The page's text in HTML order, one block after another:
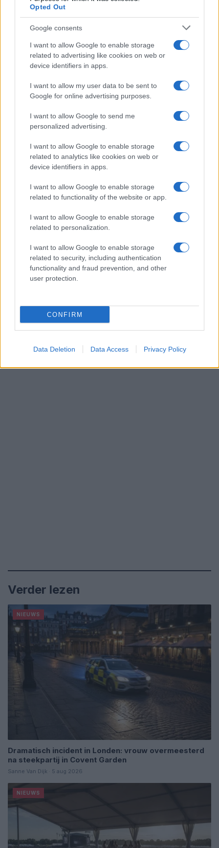
Opted Out
Google consents
I want to allow Google to enable storage
related to advertising like cookies on web or
device identifiers in apps.
I want to allow my user data to be sent to
Google for online advertising purposes.
I want to allow Google to send me
personalized advertising.
I want to allow Google to enable storage
related to analytics like cookies on web or
device identifiers in apps.
I want to allow Google to enable storage
related to functionality of the website or app.
I want to allow Google to enable storage
related to personalization.
I want to allow Google to enable storage
related to security, including authentication
functionality and fraud prevention, and other
user protection.
CONFIRM
Data Deletion Data Access Privacy Policy
Er zijn echter ook tekenen van hoop. De overheid
heeft plannen aangekondigd om meer betaalbare
woningen te bouwen en de infrastructuur te
verbeteren. Dit zou de toegankelijkheid van
woningen kunnen vergroten en de druk op de
vastgoedmarkt kunnen verlichten.
De recente stijging van de vastgoedprijzen in
Vallonia is een complex fenomeen dat zowel
kansen als uitdagingen met zich meebrengt. Terwijl
investeringen en vraag de prijzen omhoog duwen,
moeten beleidsmakers ook rekening houden met
de zorgen van de lokale bevolking om ervoor te
zorgen dat de regio een leefbare en inclusieve
gemeenschap blijft voor iedereen.
AUTEUR
Verder lezen
NIEUWS
Dramatisch incident in Londen: vrouw overmeesterd
na steekpartij in Covent Garden
Sanne Van Dijk · 5 aug 2026
NIEUWS